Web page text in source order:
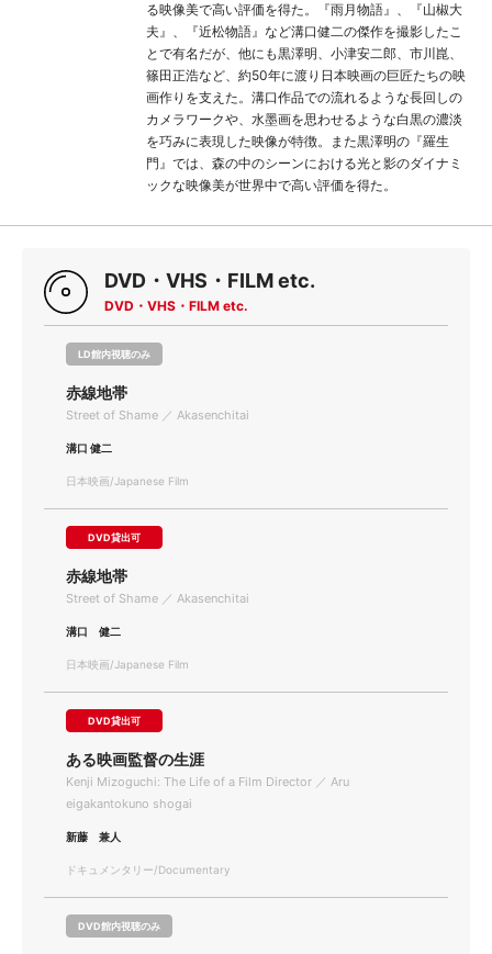
る映像美で高い評価を得た。『雨月物語』、『山椒大
夫』、『近松物語』など溝口健二の傑作を撮影したこ
とで有名だが、他にも黒澤明、小津安二郎、市川崑、
篠田正浩など、約50年に渡り日本映画の巨匠たちの映
画作りを支えた。溝口作品での流れるような長回しの
カメラワークや、水墨画を思わせるような白黒の濃淡
を巧みに表現した映像が特徴。また黒澤明の『羅生
門』では、森の中のシーンにおける光と影のダイナミ
ックな映像美が世界中で高い評価を得た。
DVD・VHS・FILM etc.
DVD・VHS・FILM etc.
LD館内視聴のみ
赤線地帯
Street of Shame ／ Akasenchitai
溝口 健二
日本映画/Japanese Film
DVD貸出可
赤線地帯
Street of Shame ／ Akasenchitai
溝口 健二
日本映画/Japanese Film
DVD貸出可
ある映画監督の生涯
Kenji Mizoguchi: The Life of a Film Director ／ Aru
eigakantokuno shogai
新藤 兼人
ドキュメンタリー/Documentary
DVD館内視聴のみ